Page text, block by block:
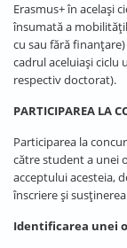
Erasmus+ în același
însumată a
cu sau fără
cadrul aceluiași ciclu
respectiv doctorat).
PARTICIPAREA LA
Participarea la
către student a unei
acceptului acesteia,
înscriere și
Identificarea unei